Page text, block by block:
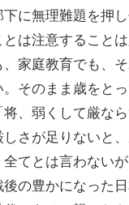
下に無理難題を押
は注意すること
家庭教育でも、
そのまま歳をと
、弱くして厳な
さが足りないと
てとは言わない
の豊かになった